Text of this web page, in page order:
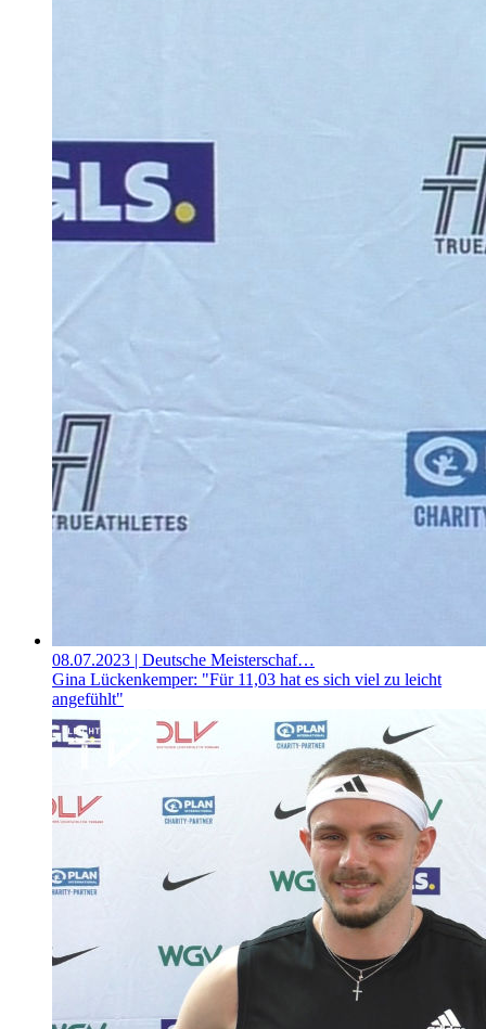
08.07.2023 | Deutsche Meisterschaf…
Gina Lückenkemper: "Für 11,03 hat es sich viel zu leicht
angefühlt"